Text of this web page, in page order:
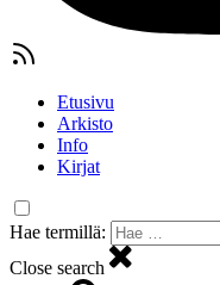
Etusivu
Arkisto
Info
Kirjat
Hae termillä:
Close search